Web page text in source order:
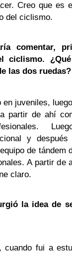
Creo que es
del ciclismo.
comentar,
ciclismo.
las dos ruedas?
en juveniles,
partir de ahí
y
de tándem
A partir de
claro.
la idea de
cuando fui a